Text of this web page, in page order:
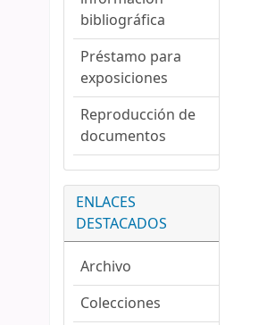
bibliográfica
Préstamo para
exposiciones
Reproducción de
documentos
ENLACES
DESTACADOS
Archivo
Colecciones